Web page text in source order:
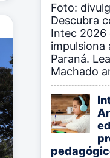
Foto:
Descubra
Intec 2026
impulsiona
Paraná.
Machado